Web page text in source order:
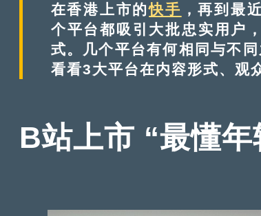
在香港上市的快手 ，再到最
个平台都吸引大批忠实用户
式。几个平台有何相同与不
看看3大平台在内容形式、观
B站上市 “最懂